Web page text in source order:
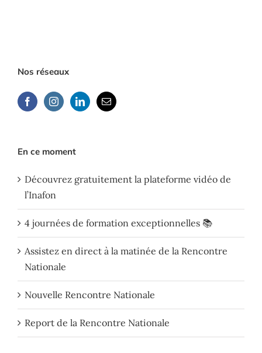
Nos réseaux
En ce moment
Découvrez gratuitement la plateforme vidéo de
l’Inafon
4 journées de formation exceptionnelles 📚
Assistez en direct à la matinée de la Rencontre
Nationale
Nouvelle Rencontre Nationale
Report de la Rencontre Nationale